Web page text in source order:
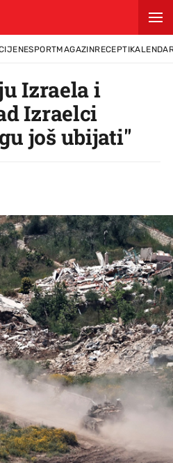
SPORTMAGAZINRECEPTI
Izraela i
Izraelci
još ubijati"